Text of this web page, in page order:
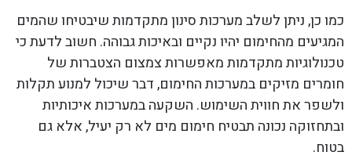
כמו כן, ניתן לשלב מערכות סינון מתקדמות שיבטיחו שהמים
המגיעים מהחימום יהיו נקיים ובאיכות גבוהה. חשוב לדעת כי
טכנולוגיות מתקדמות מאפשרות צמצום הצטברות של
חומרים מזיקים במערכות החימום, דבר שיכול למנוע תקלות
ולשפר את חווית השימוש. השקעה במערכות איכותיות
ובתחזוקה נכונה תבטיח חימום מים לא רק יעיל, אלא גם
בטוח.